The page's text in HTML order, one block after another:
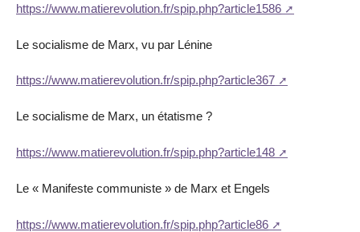
https://www.matierevolution.fr/spip.php?article1586
Le socialisme de Marx, vu par Lénine
https://www.matierevolution.fr/spip.php?article367
Le socialisme de Marx, un étatisme ?
https://www.matierevolution.fr/spip.php?article148
Le « Manifeste communiste » de Marx et Engels
https://www.matierevolution.fr/spip.php?article86